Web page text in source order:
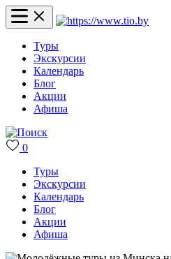
Туры
Экскурсии
Календарь
Блог
Акции
Афиша
0
Туры
Экскурсии
Календарь
Блог
Акции
Афиша